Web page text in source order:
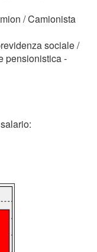
/ Camionista
sociale /
pensionistica -